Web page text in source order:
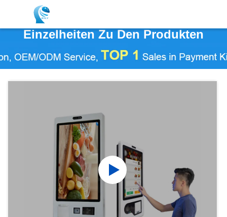
Einzelheiten Zu Den Produkten